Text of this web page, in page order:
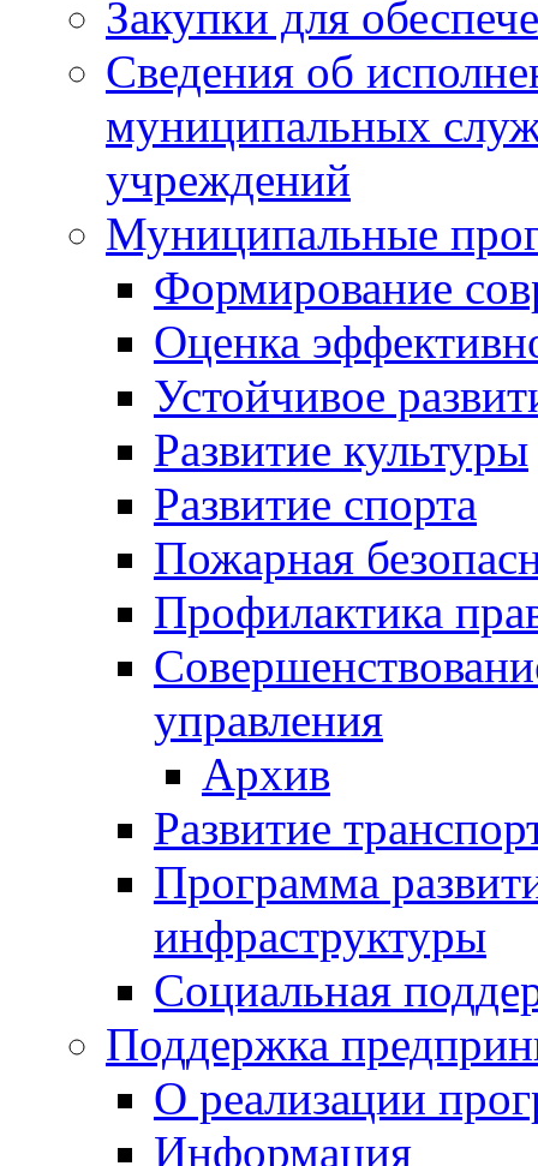
Закупки для
Сведения об
муниципальных
учреждений
Муниципальные
Формирование
Оценка
Устойчивое
Развитие культуры
Развитие спорта
Пожарная
Профилактика
управления
Архив
Развитие
Программа
инфраструктуры
Социальная
Поддержка
О реализации
Информация